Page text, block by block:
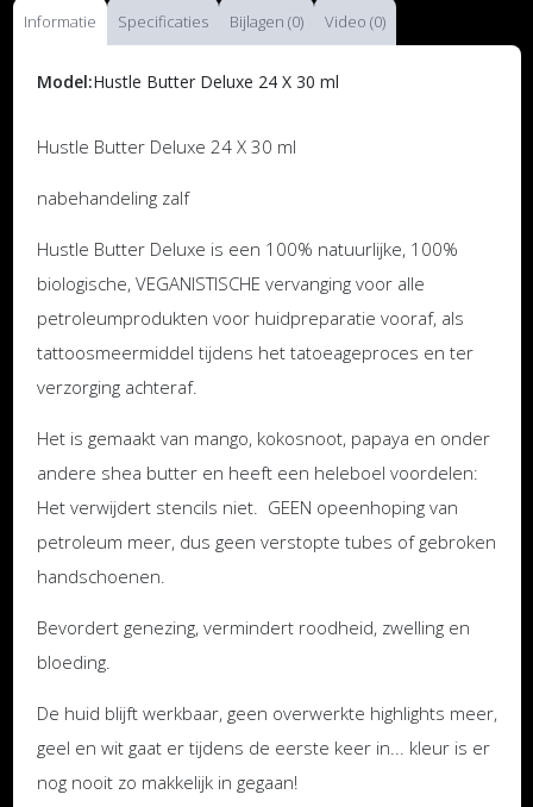
Informatie Specificaties Bijlagen (0) Video (0)
Model:Hustle Butter Deluxe 24 X 30 ml
Hustle Butter Deluxe 24 X 30 ml
nabehandeling zalf
Hustle Butter Deluxe is een 100% natuurlijke, 100%
biologische, VEGANISTISCHE vervanging voor alle
petroleumprodukten voor huidpreparatie vooraf, als
tattoosmeermiddel tijdens het tatoeageproces en ter
verzorging achteraf.
Het is gemaakt van mango, kokosnoot, papaya en onder
andere shea butter en heeft een heleboel voordelen:
Het verwijdert stencils niet. GEEN opeenhoping van
petroleum meer, dus geen verstopte tubes of gebroken
handschoenen.
Bevordert genezing, vermindert roodheid, zwelling en
bloeding.
De huid blijft werkbaar, geen overwerkte highlights meer,
geel en wit gaat er tijdens de eerste keer in... kleur is er
nog nooit zo makkelijk in gegaan!